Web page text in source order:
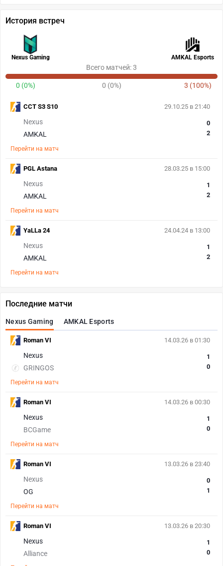
История встреч
Nexus Gaming AMKAL Esports
Всего матчей: 3
0 (0%) 0 (0%) 3 (100%)
29.10.25 в 21:40
Nexus
AMKAL
0
2
Перейти на матч
CCT S3 S10
28.03.25 в 15:00
Nexus
AMKAL
1
2
Перейти на матч
PGL Astana
24.04.24 в 13:00
Nexus
AMKAL
1
2
Перейти на матч
YaLLa 24
Последние матчи
Nexus Gaming AMKAL Esports
14.03.26 в 01:30
Nexus
GRINGOS
1
0
Перейти на матч
Roman VI
14.03.26 в 00:30
Nexus
BCGame
1
0
Перейти на матч
Roman VI
13.03.26 в 23:40
Nexus
OG
0
1
Перейти на матч
Roman VI
13.03.26 в 20:30
Nexus
Alliance
1
0
Roman VI